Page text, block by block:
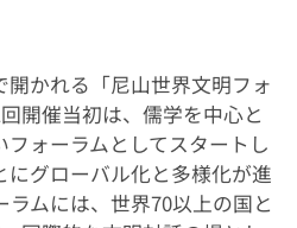
かれる「尼山世界文明フォ
開催当初は、儒学を中心と
ォーラムとしてスタートし
にグローバル化と多様化が進
ムには、世界70以上の国と